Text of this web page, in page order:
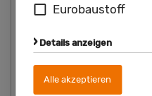
Eurobaustoff
Details anzeigen
Alle akzeptieren